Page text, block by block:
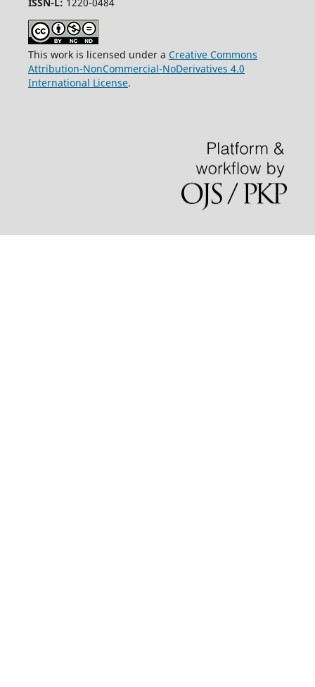
This work is licensed under a Creative Commons
Attribution-NonCommercial-NoDerivatives 4.0
International License.